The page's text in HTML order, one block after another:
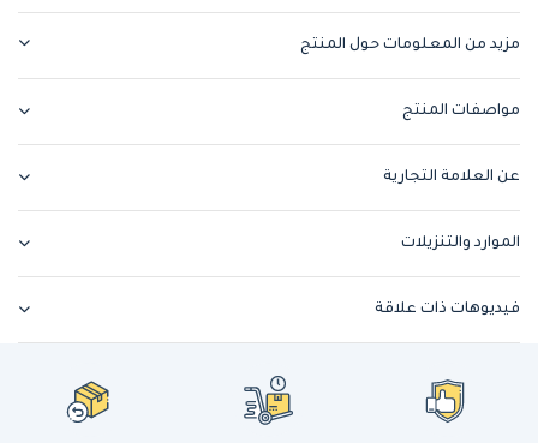
مزيد من المعلومات حول المنتج
مواصفات المنتج
عن العلامة التجارية
الموارد والتنزيلات
فيديوهات ذات علاقة